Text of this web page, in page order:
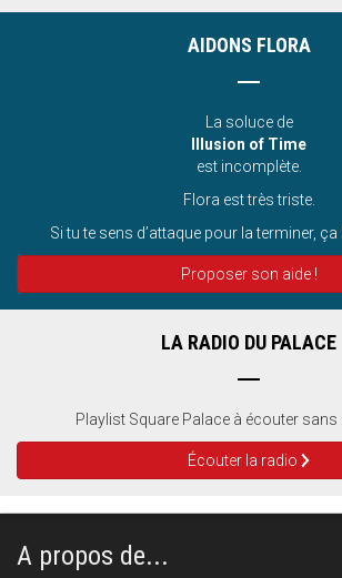
AIDONS FLORA
La soluce de
Illusion of Time
est incomplète.
Flora est très triste.
Si tu te sens d’attaque pour la terminer,
Proposer son aide !
LA RADIO DU PALACE
Playlist Square Palace à écouter
Écouter la radio
A propos de...